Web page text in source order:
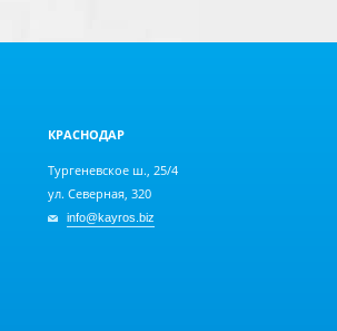
КРАСНОДАР
Тургеневское ш., 25/4
ул. Северная, 320
info@kayros.biz